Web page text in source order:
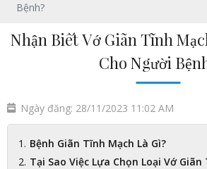
Bệnh?
Nhận Biết Vớ Giãn Tĩnh
Cho Người
Ngày đăng: 28/11/2023 11:02 AM
Bệnh Giãn Tĩnh Mạch Là Gì?
Tại Sao Việc Lựa Chọn Loại Vớ